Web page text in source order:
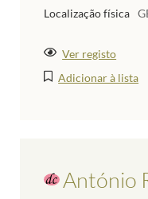
Localização física
Ver registo
Adicionar à lista
António